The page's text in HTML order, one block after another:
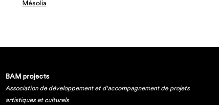
Mésolia
BAM projects
Association de développement et d'accompagnement de projets
artistiques et culturels